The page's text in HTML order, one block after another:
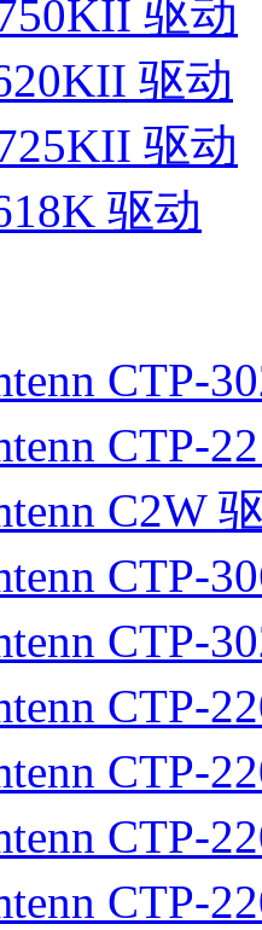
驱动
驱动
驱动
驱动
CTP-
CTP-
C2W
CTP-
CTP-
CTP-
CTP-
CTP-
CTP-